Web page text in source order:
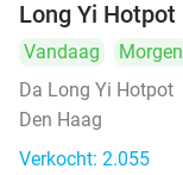
Long Yi Hotpot
Vandaag Morgen
Da Long Yi Hotpot
Den Haag
Verkocht: 2.055